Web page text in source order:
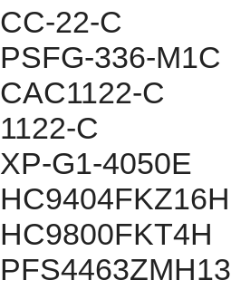
CC-22-C
PSFG-336-M1C
CAC1122-C
1122-C
XP-G1-4050E
HC9404FKZ16H
HC9800FKT4H
PFS4463ZMH13